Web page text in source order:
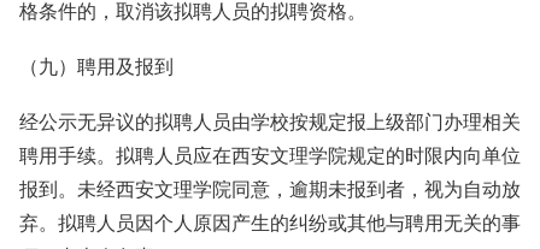
格条件的，取消该拟聘人员的拟聘资格。
（九）聘用及报到
经公示无异议的拟聘人员由学校按规定报上级部门办理相关
聘用手续。拟聘人员应在西安文理学院规定的时限内向单位
报到。未经西安文理学院同意，逾期未报到者，视为自动放
弃。拟聘人员因个人原因产生的纠纷或其他与聘用无关的事